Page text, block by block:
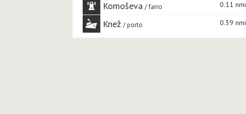
Komoševa farro 0.11 nmi
Knež porto 0.39 nmi